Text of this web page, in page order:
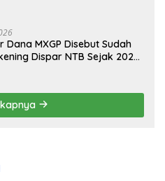
Dana MXGP Disebut Sudah
Dispar NTB Sejak 2024,